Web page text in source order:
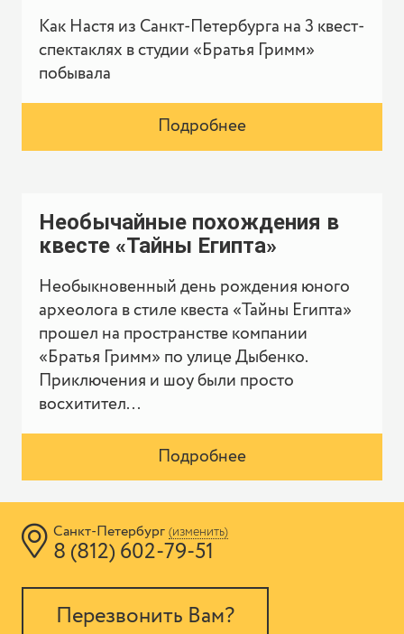
Как Настя из Санкт-Петербурга на 3 квест-
спектаклях в студии «Братья Гримм»
побывала
Подробнее
Необычайные похождения в
квесте «Тайны Египта»
Необыкновенный день рождения юного
археолога в стиле квеста «Тайны Египта»
прошел на пространстве компании
«Братья Гримм» по улице Дыбенко.
Приключения и шоу были просто
восхитител...
Подробнее
Санкт-Петербург(изменить)
8 (812) 602-79-51
Перезвонить Вам?